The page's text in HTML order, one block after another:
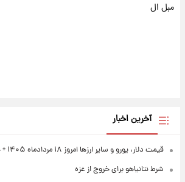
مبل ال
آخرین اخبار
قیمت دلار، یورو و سایر ارزها امروز ۱۸ مردادماه ۱۴۰۵ + جدول
شرط نتانیاهو برای خروج از غزه